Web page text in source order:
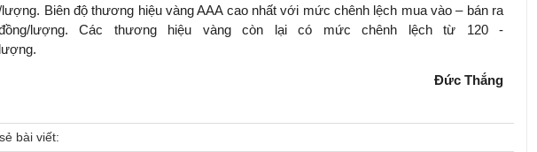
lượng. Biên độ thương hiệu vàng AAA cao nhất với mức chênh lệch mua vào – bán ra
lượng. Các thương hiệu vàng còn lại có mức chênh lệch từ 120 -
Đức Thắng
bài viết: